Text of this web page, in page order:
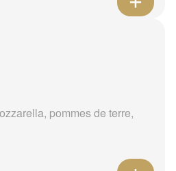
pommes de terre,